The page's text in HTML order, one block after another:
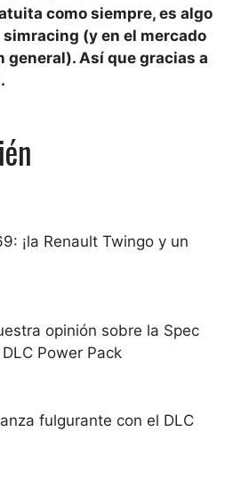
como siempre, es algo
simracing (y en el mercado
general). Así que gracias a
¡la Renault Twingo y un
opinión sobre la Spec
Power Pack
fulgurante con el DLC